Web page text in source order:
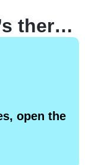
Knock knock. Who’s there? Ben.
open the